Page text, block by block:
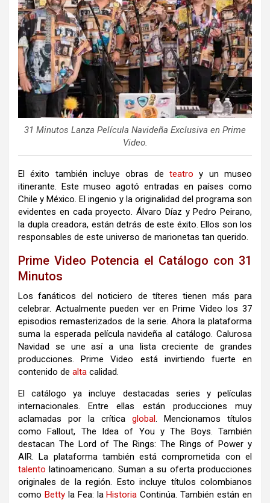
31 Minutos Lanza Película Navideña Exclusiva en Prime
Video.
El éxito también incluye obras de teatro y un museo
itinerante. Este museo agotó entradas en países como
Chile y México. El ingenio y la originalidad del programa son
evidentes en cada proyecto. Álvaro Díaz y Pedro Peirano,
la dupla creadora, están detrás de este éxito. Ellos son los
responsables de este universo de marionetas tan querido.
Prime Video Potencia el Catálogo con 31
Minutos
Los fanáticos del noticiero de títeres tienen más para
celebrar. Actualmente pueden ver en Prime Video los 37
episodios remasterizados de la serie. Ahora la plataforma
suma la esperada película navideña al catálogo. Calurosa
Navidad se une así a una lista creciente de grandes
producciones. Prime Video está invirtiendo fuerte en
contenido de alta calidad.
El catálogo ya incluye destacadas series y películas
internacionales. Entre ellas están producciones muy
aclamadas por la crítica global . Mencionamos títulos
como Fallout, The Idea of You y The Boys. También
destacan The Lord of The Rings: The Rings of Power y
AIR. La plataforma también está comprometida con el
talento latinoamericano. Suman a su oferta producciones
originales de la región. Esto incluye títulos colombianos
como Bettyla Fea: laHistoria Continúa. También están en